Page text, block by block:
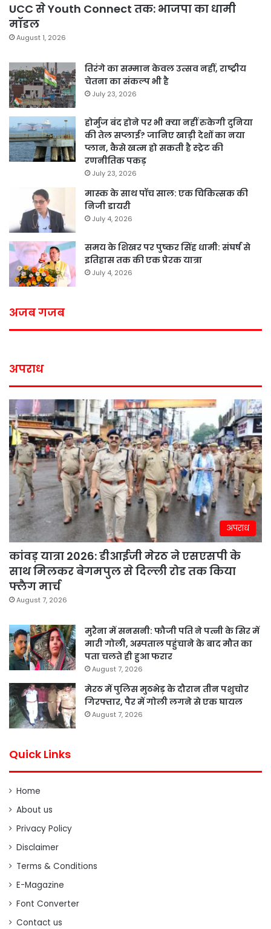
UCC से Youth Connect तक: भाजपा का धामी
मॉडल
August 1, 2026
तिरंगे का सम्मान केवल उत्सव नहीं, राष्ट्रीय
चेतना का संकल्प भी है
July 23, 2026
होर्मुज बंद होने पर भी क्या नहीं रुकेगी दुनिया
की तेल सप्लाई? जानिए खाड़ी देशों का नया
प्लान, कैसे खत्म हो सकती है स्ट्रेट की
रणनीतिक पकड़
July 23, 2026
मास्क के साथ पॉच साल: एक चिकित्सक की
निजी डायरी
July 4, 2026
समय के शिखर पर पुष्कर सिंह धामी: संघर्ष से
इतिहास तक की एक प्रेरक यात्रा
July 4, 2026
अजब गजब
अपराध
अपराध
कांवड़ यात्रा 2026: डीआईजी मेरठ ने एसएसपी के
साथ मिलकर बेगमपुल से दिल्ली रोड तक किया
फ्लैग मार्च
August 7, 2026
मुरैना में सनसनी: फौजी पति ने पत्नी के सिर में
मारी गोली, अस्पताल पहुंचाने के बाद मौत का
पता चलते ही हुआ फरार
August 7, 2026
मेरठ में पुलिस मुठभेड़ के दौरान तीन पशुचोर
गिरफ्तार, पैर में गोली लगने से एक घायल
August 7, 2026
Quick Links
Home
About us
Privacy Policy
Disclaimer
Terms & Conditions
E-Magazine
Font Converter
Contact us